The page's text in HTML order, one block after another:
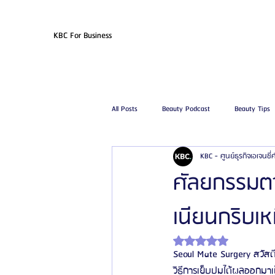
KBC For Business
All Posts Beauty Podcast Beauty Tips
รีวิวศัลยกรรมฉีดไขมัน รีวิวศัลยกรรมดู
โรงพยาบาลศัลยกรรมเฟรช โรงพยาบ
รีวิวศัลยกรรมผู้ชาย โรงพยาบาลศัลย
ศัลยกรรม
เนียนกริบเ
KBC - ศูนย์ธุรกิจเอเจน
ได้รับ NaN เต็ม 5 ดาว
Seoul Mate Surgery สวั
วิธีการเย็บปมได้ผลออกม